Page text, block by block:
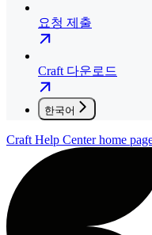
요청 제출
Craft 다운로드
한국어
Craft Help Centerhome